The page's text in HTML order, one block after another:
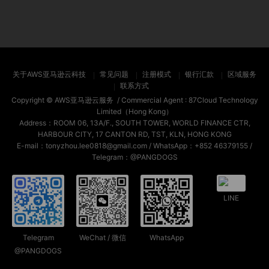
关于AWS亚马逊云科技 常见问题 注册模式 银行汇款
区域服务
联系方式
Copyright © AWS亚马逊云服务 / Commercial Agent : 87Cloud Technology
Limited（Hong Kong）
Address：ROOM 06, 13A/F., SOUTH TOWER, WORLD FINANCE CTR,
HARBOUR CITY, 17 CANTON RD, TST, KLN, HONG KONG
E-mail：tonyzhou.lee0818@gmail.com / WhatsApp：+852 46379155 /
Telegram：@PANGDOGS
Telegram
@PANGDOGS
WeChat / 微信 WhatsApp
LINE